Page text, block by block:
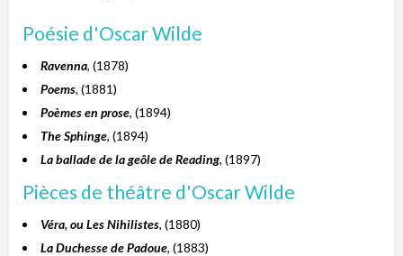
Poésie d'Oscar Wilde
Ravenna, (1878)
Poems, (1881)
Poèmes en prose, (1894)
The Sphinge, (1894)
La ballade de la geôle de Reading, (1897)
Pièces de théâtre d'Oscar Wilde
Véra, ou Les Nihilistes, (1880)
La Duchesse de Padoue, (1883)